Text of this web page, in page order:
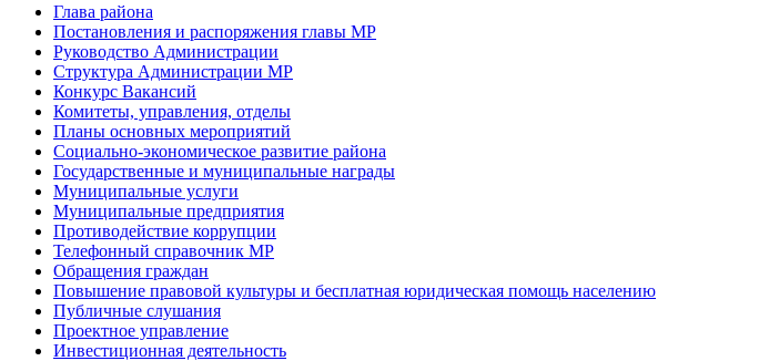
Глава района
Постановления и распоряжения главы МР
Руководство Администрации
Структура Администрации МР
Конкурс Вакансий
Комитеты, управления, отделы
Планы основных мероприятий
Социально-экономическое развитие района
Государственные и муниципальные награды
Муниципальные услуги
Муниципальные предприятия
Противодействие коррупции
Телефонный справочник МР
Обращения граждан
Повышение правовой культуры и бесплатная юридическая помощь населению
Публичные слушания
Проектное управление
Инвестиционная деятельность